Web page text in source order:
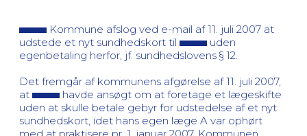
Kommune afslog ved e-mail af 11. juli 2007 at
udstede et nyt sundhedskort til
uden
egenbetaling herfor, jf. sundhedslovens § 12.
Det fremgår af kommunens afgørelse af 11. juli 2007,
at
havde ansøgt om at foretage et lægeskifte
uden at skulle betale gebyr for udstedelse af et nyt
sundhedskort, idet hans egen læge A var ophørt
med at praktisere pr. 1. januar 2007. Kommunen